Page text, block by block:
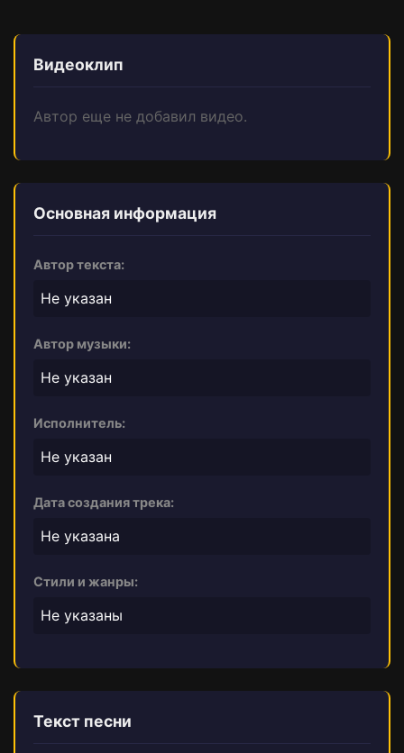
Видеоклип
Автор еще не добавил видео.
Основная информация
Автор текста:
Не указан
Автор музыки:
Не указан
Исполнитель:
Не указан
Дата создания трека:
Не указана
Стили и жанры:
Не указаны
Текст песни